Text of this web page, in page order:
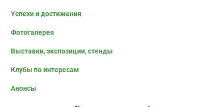
Успехи и достижения
Фотогалерея
Выставки, экспозиции, стенды
Клубы по интересам
Анонсы